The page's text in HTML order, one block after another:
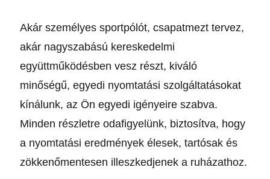
Akár személyes sportpólót, csapatmezt tervez,
akár nagyszabású kereskedelmi
együttműködésben vesz részt, kiváló
minőségű, egyedi nyomtatási szolgáltatásokat
kínálunk, az Ön egyedi igényeire szabva.
Minden részletre odafigyelünk, biztosítva, hogy
a nyomtatási eredmények élesek, tartósak és
zökkenőmentesen illeszkedjenek a ruházathoz.